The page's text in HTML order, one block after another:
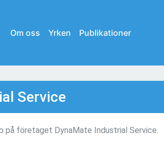
Om oss Yrken Publikationer
Service
på företaget DynaMate Industrial Service.